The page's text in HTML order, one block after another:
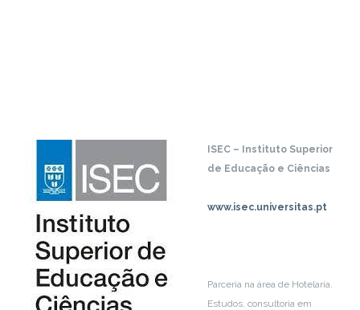
ISEC – Instituto Superior
de Educação e Ciências
www.isec.universitas.pt
Parceria na área de Hotelaria.
Estudos, consultoria em